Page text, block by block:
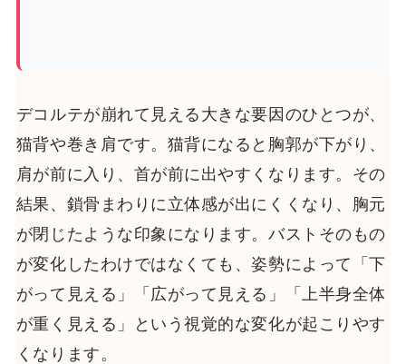
デコルテが崩れて見える大きな要因のひとつが、
猫背や巻き肩です。猫背になると胸郭が下がり、
肩が前に入り、首が前に出やすくなります。その
結果、鎖骨まわりに立体感が出にくくなり、胸元
が閉じたような印象になります。バストそのもの
が変化したわけではなくても、姿勢によって「下
がって見える」「広がって見える」「上半身全体
が重く見える」という視覚的な変化が起こりやす
くなります。